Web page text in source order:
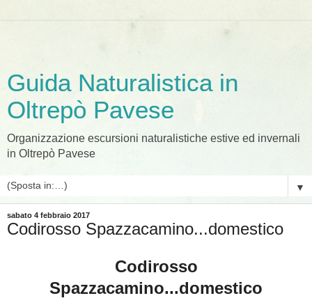
Guida Naturalistica in
Oltrepò Pavese
Organizzazione escursioni naturalistiche estive ed invernali
in Oltrepò Pavese
▼
sabato 4 febbraio 2017
Codirosso Spazzacamino...domestico
Codirosso
Spazzacamino...domestico